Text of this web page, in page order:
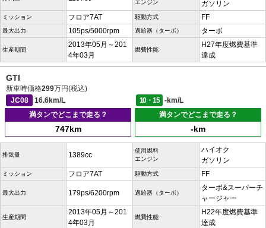
エンジン
ガソリン
ミッション フロア7AT 駆動方式 FF
最大出力 105ps/5000rpm 過給器（ターボ） ターボ
生産期間
2013年05月～201
4年03月
燃費性能
H27年度燃費基準
達成
GTI
新車時価格299万円(税込)
JC08
16.6km/L 10・15
-km/L
満タンでどこまで走る？
747km
満タンでどこまで走る？
-km
排気量 1389cc
使用燃料
エンジン
ハイオク
ガソリン
ミッション フロア7AT 駆動方式 FF
最大出力 179ps/6200rpm 過給器（ターボ）
ターボ&スーパーチ
ャージャー
生産期間
2013年05月～201
4年03月
燃費性能
H22年度燃費基準
達成